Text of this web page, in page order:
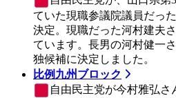
ていた現職参議院議員だっ
決定。現職だった河村建夫
ています。長男の河村健一
独候補に決定しました。
比例九州ブロック
自由民主党が今村雅弘さ